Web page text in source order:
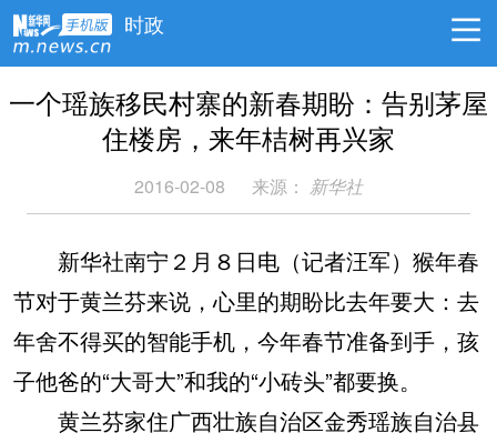
时政
一个瑶族移民村寨的新春期盼：告别茅屋
住楼房，来年桔树再兴家
2016-02-08 来源： 新华社
新华社南宁２月８日电（记者汪军）猴年春
节对于黄兰芬来说，心里的期盼比去年要大：去
年舍不得买的智能手机，今年春节准备到手，孩
子他爸的“大哥大”和我的“小砖头”都要换。
黄兰芬家住广西壮族自治区金秀瑶族自治县